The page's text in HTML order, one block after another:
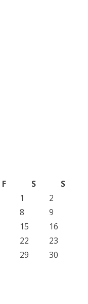
F S
S
1
2
8
9
15
16
22
23
29
30